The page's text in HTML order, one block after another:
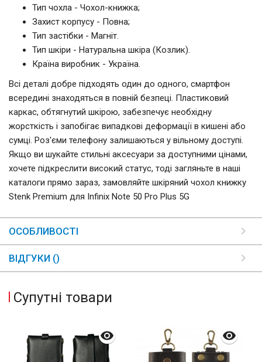
Тип чохла - Чохол-книжка;
Захист корпусу - Повна;
Тип застібки - Магніт.
Тип шкіри - Натуральна шкіра (Козлик).
Країна виробник - Україна.
Всі деталі добре підходять один до одного, смартфон
всередині знаходяться в повній безпеці. Пластиковий
каркас, обтягнутий шкірою, забезпечує необхідну
жорсткість і запобігає випадкові деформації в кишені або
сумці. Роз'єми телефону залишаються у вільному доступі.
Якщо ви шукайте стильні аксесуари за доступними цінами,
хочете підкреслити високий статус, тоді загляньте в наші
каталоги прямо зараз, замовляйте шкіряний чохол книжку
Stenk Premium для Infinix Note 50 Pro Plus 5G
ОСОБЛИВОСТІ
ВІДГУКИ ()
Супутні товари